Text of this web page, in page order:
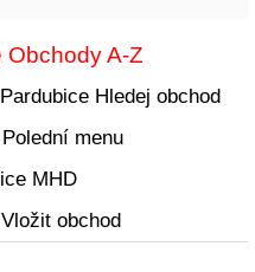
Obchody A-Z
Hledej obchod
Polední menu
MHD
Vložit obchod